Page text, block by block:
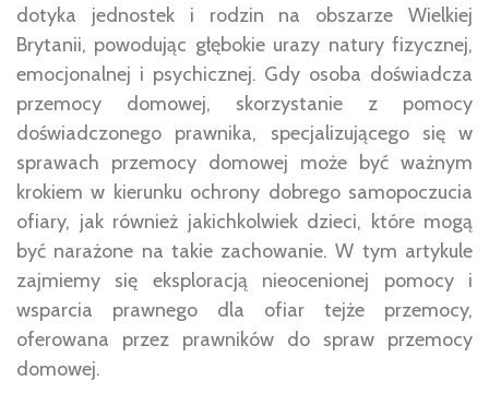
dotyka jednostek i rodzin na obszarze Wielkiej
Brytanii, powodując głębokie urazy natury fizycznej,
emocjonalnej i psychicznej. Gdy osoba doświadcza
przemocy domowej, skorzystanie z pomocy
doświadczonego prawnika, specjalizującego się w
sprawach przemocy domowej może być ważnym
krokiem w kierunku ochrony dobrego samopoczucia
ofiary, jak również jakichkolwiek dzieci, które mogą
być narażone na takie zachowanie. W tym artykule
zajmiemy się eksploracją nieocenionej pomocy i
wsparcia prawnego dla ofiar tejże przemocy,
oferowana przez prawników do spraw przemocy
domowej.